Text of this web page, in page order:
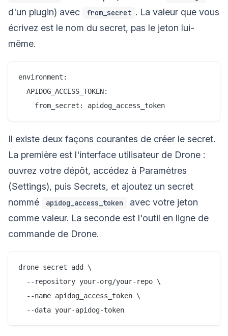
d'un plugin) avec from_secret . La valeur que vous
écrivez est le nom du secret, pas le jeton lui-
même.
environment:
  APIDOG_ACCESS_TOKEN:
Il existe deux façons courantes de créer le secret.
La première est l'interface utilisateur de Drone :
ouvrez votre dépôt, accédez à Paramètres
(Settings), puis Secrets, et ajoutez un secret
nommé
apidog_access_token
avec votre jeton
comme valeur. La seconde est l'outil en ligne de
commande de Drone.
drone secret add \
  --repository your-org/your-repo \
  --name apidog_access_token \